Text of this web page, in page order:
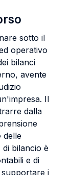
sotto il
operativo
bilanci
avente
Il
dalla
delle
di bilancio è
e di
i